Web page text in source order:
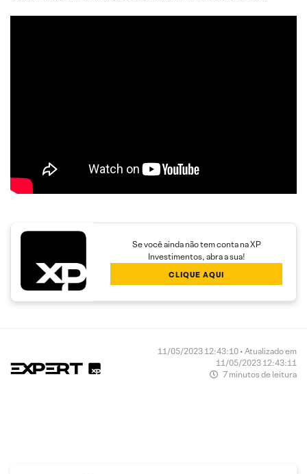
Se você ainda não tem conta na XP
Investimentos, abra a sua!
CLIQUE AQUI
11/05/2023 12:43:10 • Atualizado em
11/05/2023 12:43:11
7 minutos de leitura